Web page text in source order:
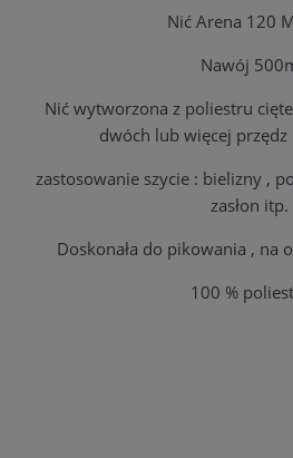
Nić Arena 120
Nawój
Nić wytworzona z poliestru
dwóch lub więcej przędz
zastosowanie szycie : bielizny ,
zasłon itp.
Doskonała do pikowania , na
100 %